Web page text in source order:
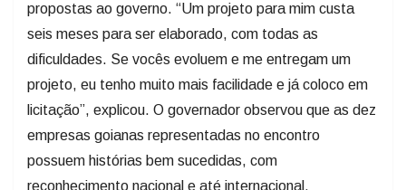
propostas ao governo. “Um projeto para mim custa
seis meses para ser elaborado, com todas as
dificuldades. Se vocês evoluem e me entregam um
projeto, eu tenho muito mais facilidade e já coloco em
licitação”, explicou. O governador observou que as dez
empresas goianas representadas no encontro
possuem histórias bem sucedidas, com
reconhecimento nacional e até internacional.